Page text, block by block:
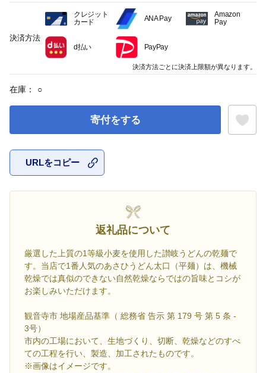
在庫： ○
寄付をする
URLをコピー
返礼品について
厳選した上質の1等級小麦を使用した讃岐うどんの乾麺で
す。当店で1番人気のあさひうどん太口（平麺）は、機械
乾燥では真似のできない自然乾燥ならではの旨味とコシが
お楽しみいただけます。
観音寺市 地場産品基準（ 総務省 告示 第 179 号 第 5 条 -
3号）
市内の工場において、生地づくり、切断、乾燥などのすべ
ての工程を行い、製造、加工されたものです。
※画像はイメージです。
決済方法
クレジット
カード
ANA Pay
Amazon
Pay
d払い PayPay
決済方法ごとに決済上限額が異なります。